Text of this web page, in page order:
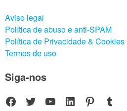
Aviso legal
Política de abuso e anti-SPAM
Política de Privacidade & Cookies
Termos de uso
Siga-nos
Facebook Twitter Youtube LinkedIn Pinterest Tumblr